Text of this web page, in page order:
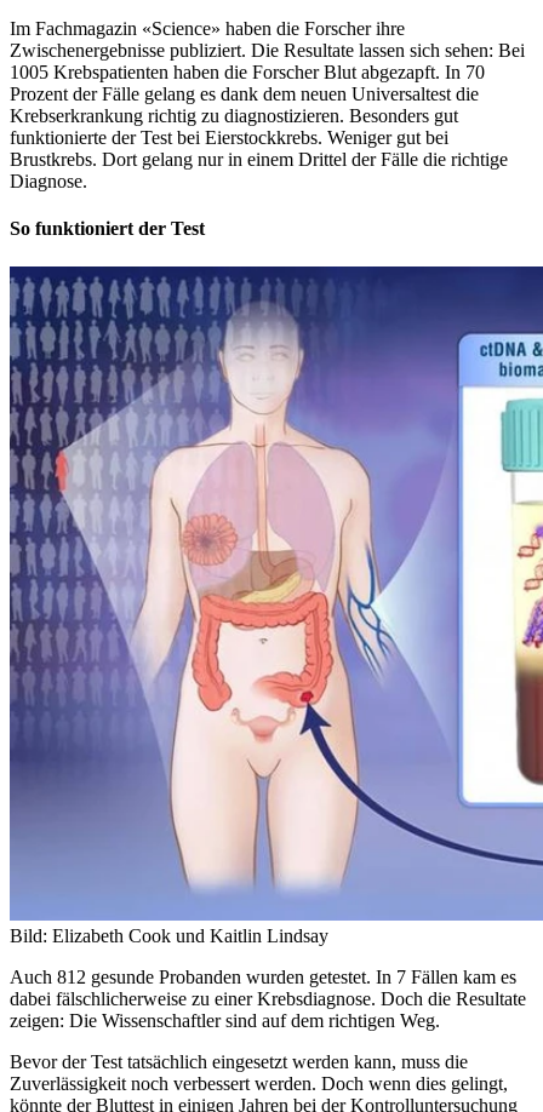
Im Fachmagazin «Science» haben die Forscher ihre
Zwischenergebnisse publiziert. Die Resultate lassen sich sehen: Bei
1005 Krebspatienten haben die Forscher Blut abgezapft. In 70
Prozent der Fälle gelang es dank dem neuen Universaltest die
Krebserkrankung richtig zu diagnostizieren. Besonders gut
funktionierte der Test bei Eierstockkrebs. Weniger gut bei
Brustkrebs. Dort gelang nur in einem Drittel der Fälle die richtige
Diagnose.
So funktioniert der Test
Bild: Elizabeth Cook und Kaitlin Lindsay
Auch 812 gesunde Probanden wurden getestet. In 7 Fällen kam es
dabei fälschlicherweise zu einer Krebsdiagnose. Doch die Resultate
zeigen: Die Wissenschaftler sind auf dem richtigen Weg.
Bevor der Test tatsächlich eingesetzt werden kann, muss die
Zuverlässigkeit noch verbessert werden. Doch wenn dies gelingt,
könnte der Bluttest in einigen Jahren bei der Kontrolluntersuchung